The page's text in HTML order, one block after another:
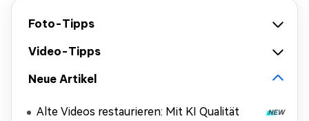
Foto-Tipps
Video-Tipps
Neue Artikel
Alte Videos restaurieren: Mit KI Qualität